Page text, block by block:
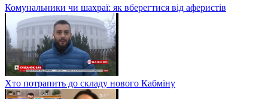
Комунальники чи шахраї: як вберегтися від аферистів
Хто потрапить до складу нового Кабміну